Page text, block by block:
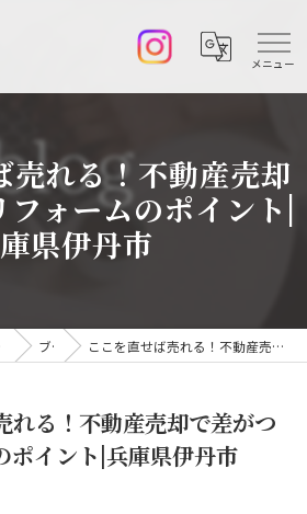
売れる！不動産売却
ォームのポイント|
県伊丹市
ブログ ここを直せば売れる！不動産売却で差がつくリフォームのポイント|兵庫県伊丹市
れる！不動産売却で差がつ
ポイント|兵庫県伊丹市